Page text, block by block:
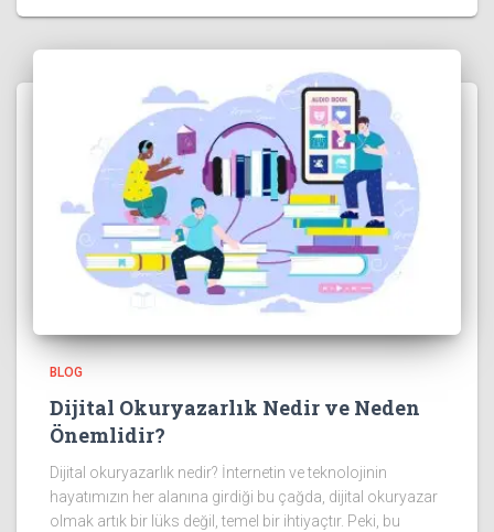
BLOG
Dijital Okuryazarlık Nedir ve Neden
Önemlidir?
Dijital okuryazarlık nedir? İnternetin ve teknolojinin
hayatımızın her alanına girdiği bu çağda, dijital okuryazar
olmak artık bir lüks değil, temel bir ihtiyaçtır. Peki, bu